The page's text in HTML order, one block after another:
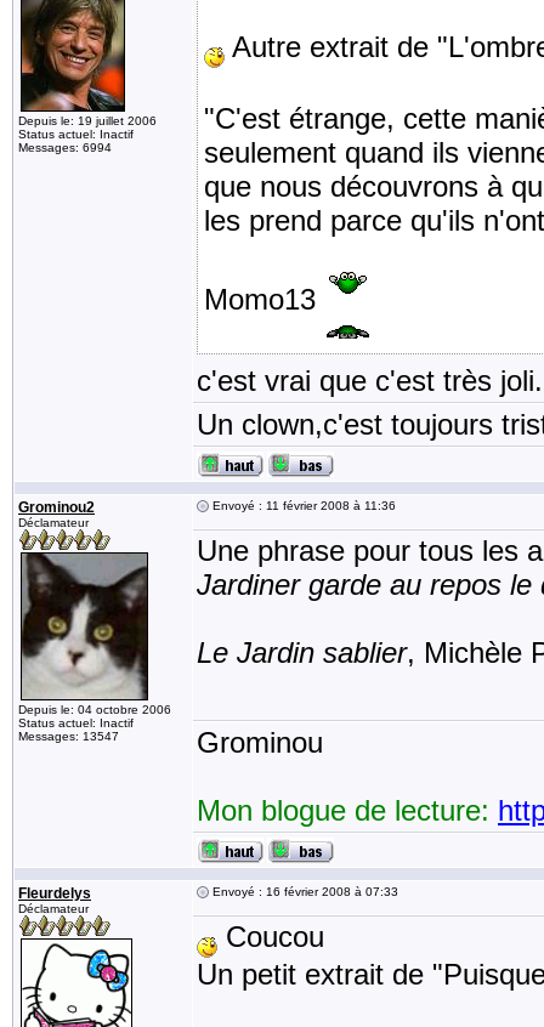
Depuis le: 19 juillet 2006
Status actuel: Inactif
Messages: 6994
Autre extrait de
"C'est étrange, cette
seulement quand ils
que nous découvrons à
les prend parce qu'ils
Momo13
c'est vrai que c'est très
Un clown,c'est toujours
Grominou2
Déclamateur
Depuis le: 04 octobre 2006
Status actuel: Inactif
Messages: 13547
Envoyé : 11 février 2008 à 11:36
Une phrase pour tous les
Jardiner garde au repos
Le Jardin sablier, Michèle
Grominou
Mon blogue de lecture:
Fleurdelys
Déclamateur
Envoyé : 16 février 2008 à 07:33
Coucou
Un petit extrait de